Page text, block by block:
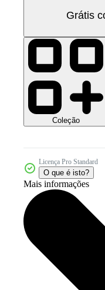
Grátis
Coleção
Licença Pro Standard
O que é isto?
Mais informações